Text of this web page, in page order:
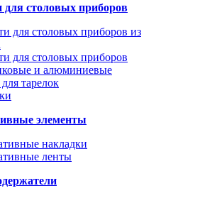
для столовых приборов
для столовых приборов из
для столовых приборов
и алюминиевые
тарелок
элементы
накладки
ленты